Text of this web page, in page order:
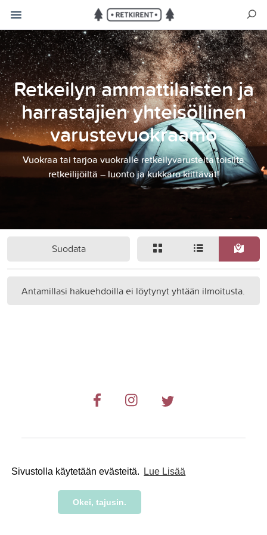
Sivustolla käytetään evästeitä. Lue Lisää
Okei, tajusin.
Retkeilyn ammattilaisten ja
harrastajien yhteisöllinen
varustevuokraamo
Vuokraa tai tarjoa vuokralle retkeilyvarusteita toisilta
retkeilijöiltä – luonto ja kukkaro kiittävät!
Suodata
Antamillasi hakuehdoilla ei löytynyt yhtään ilmoitusta.